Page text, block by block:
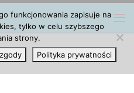
funkcjonowania zapisuje na
tylko w celu szybszego
strony.
Polityka prywatności